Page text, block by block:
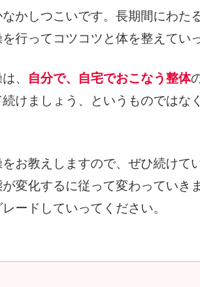
かしつこいです。長期間にわた
行ってコツコツと体を整えてい
、 自分で、自宅でおこなう整体
けましょう、というものではな
お教えしますので、ぜひ続けて
変化するに従って変わっていき
ードしていってください。